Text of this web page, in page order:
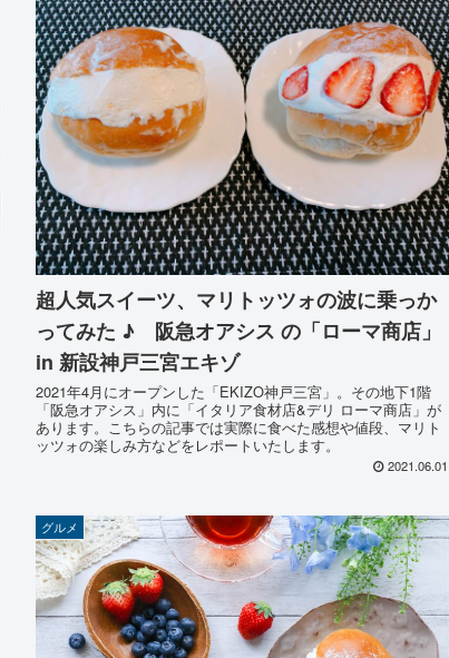
超人気スイーツ、マリトッツォの波に乗っか
ってみた ♪ 阪急オアシス の「ローマ商店」
in 新設神戸三宮エキゾ
2021年4月にオープンした「EKIZO神戸三宮」。その地下1階
「阪急オアシス」内に「イタリア食材店&デリ ローマ商店」が
あります。こちらの記事では実際に食べた感想や値段、マリト
ッツォの楽しみ方などをレポートいたします。
2021.06.01
グルメ